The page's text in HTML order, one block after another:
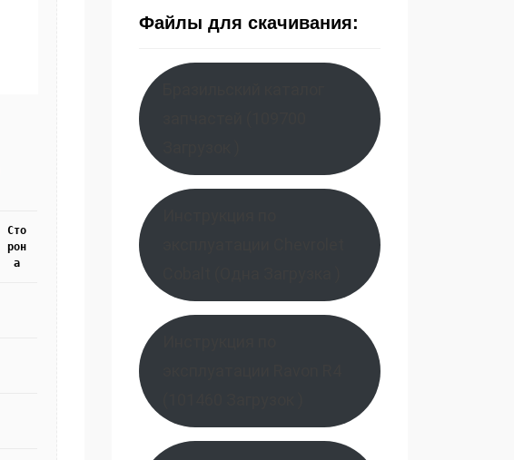
Сто
рон
а
Файлы для скачивания: